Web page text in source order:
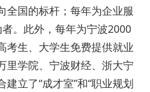
全国的标杆；每年为企业服
。此外，每年为宁波2000
考生、大学生免费提供就业
里学院、宁波财经、浙大宁
立了“成才室”和“职业规划